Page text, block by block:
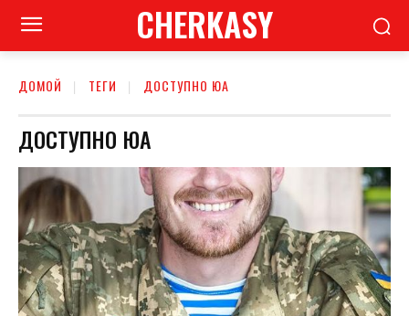
CHERKASY
ДОМОЙ ТЕГИ ДОСТУПНО ЮА
ДОСТУПНО ЮА